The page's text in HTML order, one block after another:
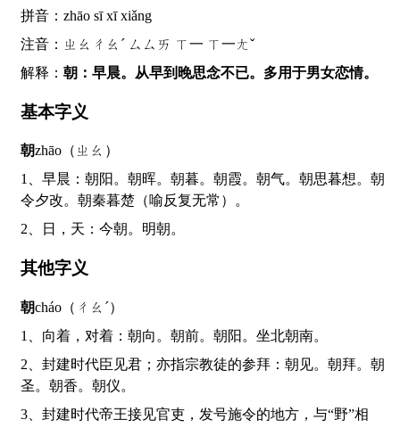
拼音：zhāo sī xī xiǎng
注音：ㄓㄠㄔㄠˊ ㄙㄙㄞ ㄒ一 ㄒ一ㄤˇ
解释： 朝：早晨。从早到晚思念不已。多用于男女恋情。
基本字义
朝zhāo（ㄓㄠ）
1、早晨：朝阳。朝晖。朝暮。朝霞。朝气。朝思暮想。朝
令夕改。朝秦暮楚（喻反复无常）。
2、日，天：今朝。明朝。
其他字义
朝cháo（ㄔㄠˊ）
1、向着，对着：朝向。朝前。朝阳。坐北朝南。
2、封建时代臣见君；亦指宗教徒的参拜：朝见。朝拜。朝
圣。朝香。朝仪。
3、封建时代帝王接见官吏，发号施令的地方，与“野”相